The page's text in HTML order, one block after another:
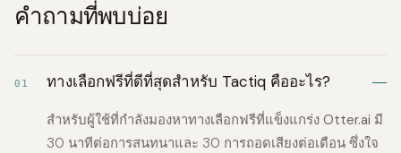
คำถามที่พบบ่อย
01 ทางเลือกฟรีที่ดีที่สุดสำหรับ Tactiq คืออะไร?
สำหรับผู้ใช้ที่กำลังมองหาทางเลือกฟรีที่แข็งแกร่ง Otter.ai มี
30 นาทีต่อการสนทนาและ 30 การถอดเสียงต่อเดือน ซึ่งใจ